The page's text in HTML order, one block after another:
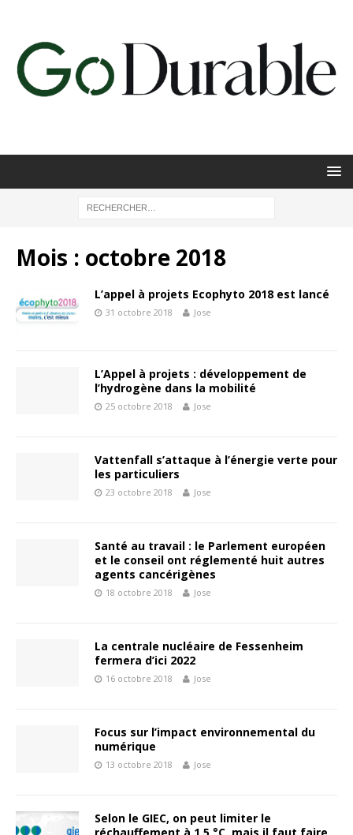
Mois : octobre 2018
L’appel à projets Ecophyto 2018 est lancé
31 octobre 2018 Jose
L’Appel à projets : développement de
l’hydrogène dans la mobilité
25 octobre 2018 Jose
Vattenfall s’attaque à l’énergie verte pour
les particuliers
23 octobre 2018 Jose
Santé au travail : le Parlement européen
et le conseil ont réglementé huit autres
agents cancérigènes
18 octobre 2018 Jose
La centrale nucléaire de Fessenheim
fermera d’ici 2022
16 octobre 2018 Jose
Focus sur l’impact environnemental du
numérique
13 octobre 2018 Jose
Selon le GIEC, on peut limiter le